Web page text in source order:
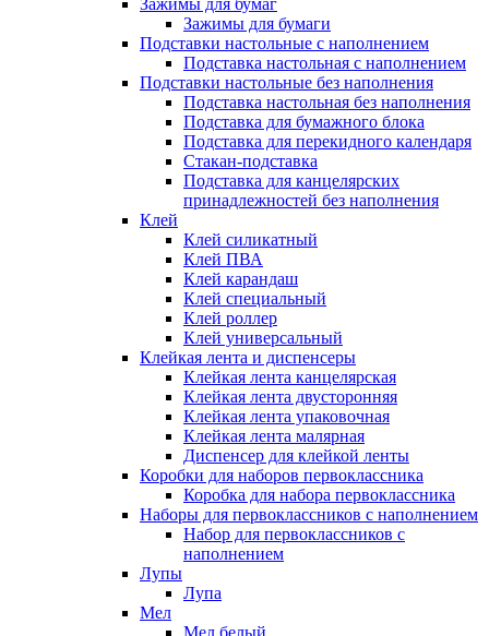
Зажимы для бумаг
Зажимы для бумаги
Подставки настольные с наполнением
Подставка настольная с наполнением
Подставки настольные без наполнения
Подставка настольная без наполнения
Подставка для бумажного блока
Подставка для перекидного календаря
Стакан-подставка
Подставка для канцелярских
принадлежностей без наполнения
Клей
Клей силикатный
Клей ПВА
Клей карандаш
Клей специальный
Клей роллер
Клей универсальный
Клейкая лента и диспенсеры
Клейкая лента канцелярская
Клейкая лента двусторонняя
Клейкая лента упаковочная
Клейкая лента малярная
Диспенсер для клейкой ленты
Коробки для наборов первоклассника
Коробка для набора первоклассника
Наборы для первоклассников с наполнением
Набор для первоклассников с
наполнением
Лупы
Лупа
Мел
Мел белый